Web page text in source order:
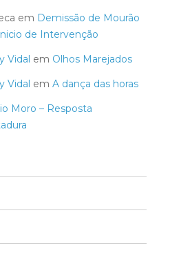
em Demissão de Mourão
de Intervenção
Vidal em Olhos Marejados
Vidal em A dança das horas
Moro – Resposta